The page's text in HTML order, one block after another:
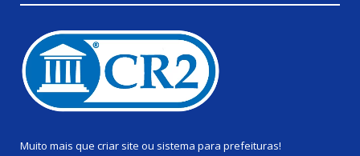
Muito mais que criar site ou sistema para prefeituras!